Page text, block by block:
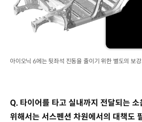
아이오닉 6에는 뒷좌석 진동을 줄이기 위한 별도의 보
Q. 타이어를 타고 실내까지 전달되는 소
위해서는 서스펜션 차원에서의 대책도